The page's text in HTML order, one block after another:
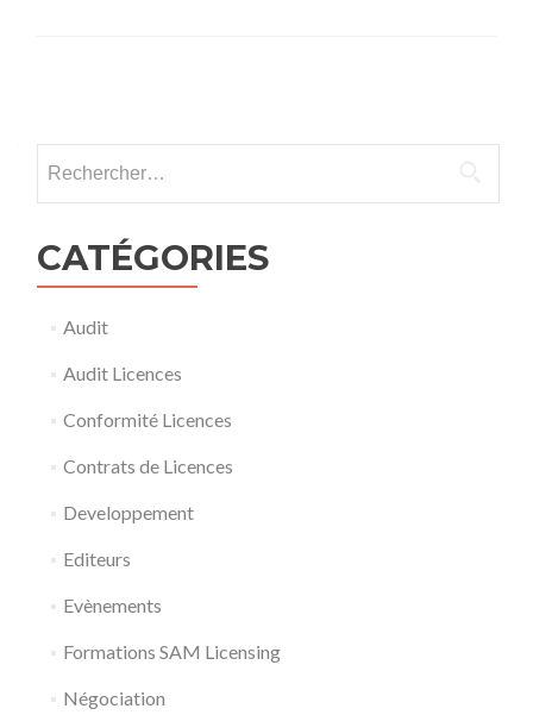
navigation
CATÉGORIES
Audit
Audit Licences
Conformité Licences
Contrats de Licences
Developpement
Editeurs
Evènements
Formations SAM Licensing
Négociation